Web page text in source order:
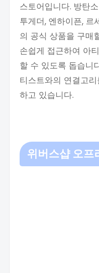
스토어입니다. 방탄
투게더, 엔하이픈, 르
의 공식 상품을 구매
손쉽게 접근하여 아
할 수 있도록 돕습니
티스트와의 연결고
하고 있습니다.
위버스샵 오프